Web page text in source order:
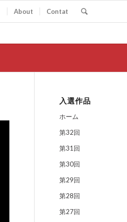
About Contat
入選作品
ホーム
第32回
第31回
第30回
第29回
第28回
第27回